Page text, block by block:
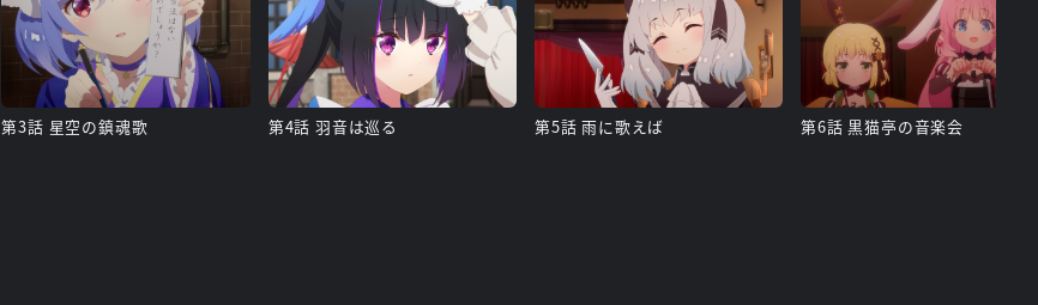
第3話 星空の鎮魂歌 第4話 羽音は巡る 第5話 雨に歌えば 第6話 黒猫亭の音楽会